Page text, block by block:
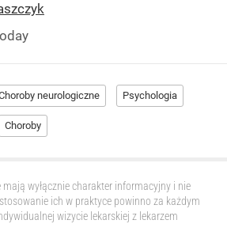
neurologiczne Psychologia
Choroby
wyłącznie charakter informacyjny i nie
ich w praktyce powinno za każdym
wizycie lekarskiej z lekarzem